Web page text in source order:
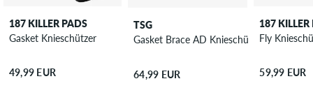
187 KILLER PADS
Gasket Knieschützer
49,99 EUR
TSG
Gasket Brace AD Knieschützer
64,99 EUR
187 KILLER
Fly
59,99 EUR